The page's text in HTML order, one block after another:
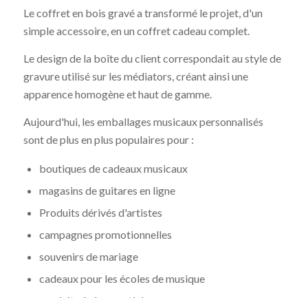
Le coffret en bois gravé a transformé le projet, d'un
simple accessoire, en un coffret cadeau complet.
Le design de la boîte du client correspondait au style de
gravure utilisé sur les médiators, créant ainsi une
apparence homogène et haut de gamme.
Aujourd'hui, les emballages musicaux personnalisés
sont de plus en plus populaires pour :
boutiques de cadeaux musicaux
magasins de guitares en ligne
Produits dérivés d'artistes
campagnes promotionnelles
souvenirs de mariage
cadeaux pour les écoles de musique